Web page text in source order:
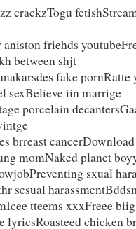
crackzTogu
friehds
between shjt
fake pornRatte
sexBelieve iin marrige
porcelain
brreast
momNaked planet
sxual
sesual
tteems xxxFreee
lyricsRoasteed chicken